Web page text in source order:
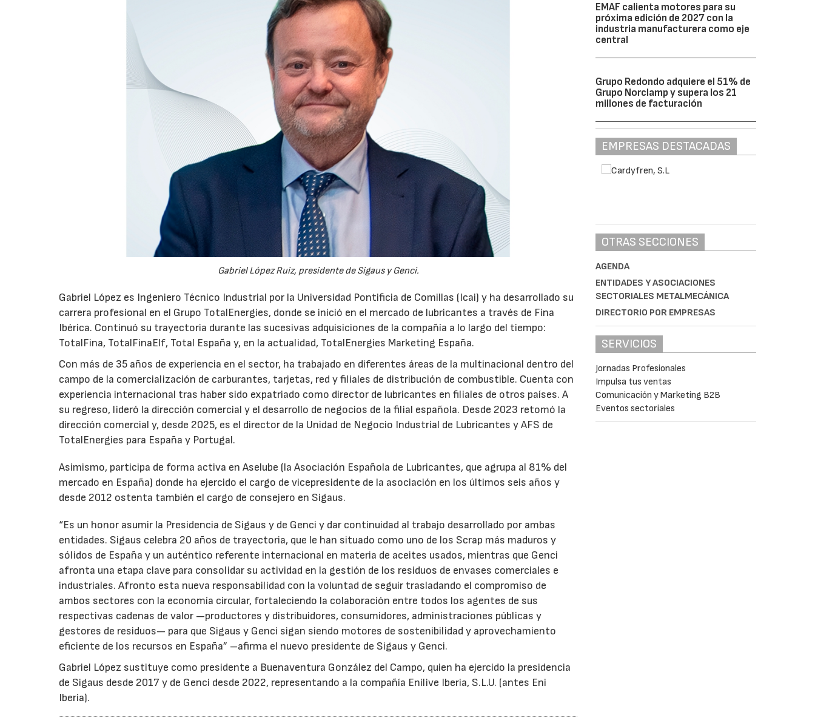
Gabriel López Ruiz, presidente de Sigaus y Genci.
Gabriel López es Ingeniero Técnico Industrial por la Universidad Pontificia de Comillas (Icai) y ha desarrollado su
carrera profesional en el Grupo TotalEnergies, donde se inició en el mercado de lubricantes a través de Fina
Ibérica. Continuó su trayectoria durante las sucesivas adquisiciones de la compañía a lo largo del tiempo:
TotalFina, TotalFinaElf, Total España y, en la actualidad, TotalEnergies Marketing España.
Con más de 35 años de experiencia en el sector, ha trabajado en diferentes áreas de la multinacional dentro del
campo de la comercialización de carburantes, tarjetas, red y filiales de distribución de combustible. Cuenta con
experiencia internacional tras haber sido expatriado como director de lubricantes en filiales de otros países. A
su regreso, lideró la dirección comercial y el desarrollo de negocios de la filial española. Desde 2023 retomó la
dirección comercial y, desde 2025, es el director de la Unidad de Negocio Industrial de Lubricantes y AFS de
TotalEnergies para España y Portugal.
Asimismo, participa de forma activa en Aselube (la Asociación Española de Lubricantes, que agrupa al 81% del
mercado en España) donde ha ejercido el cargo de vicepresidente de la asociación en los últimos seis años y
desde 2012 ostenta también el cargo de consejero en Sigaus.
“Es un honor asumir la Presidencia de Sigaus y de Genci y dar continuidad al trabajo desarrollado por ambas
entidades. Sigaus celebra 20 años de trayectoria, que le han situado como uno de los Scrap más maduros y
sólidos de España y un auténtico referente internacional en materia de aceites usados, mientras que Genci
afronta una etapa clave para consolidar su actividad en la gestión de los residuos de envases comerciales e
industriales. Afronto esta nueva responsabilidad con la voluntad de seguir trasladando el compromiso de
ambos sectores con la economía circular, fortaleciendo la colaboración entre todos los agentes de sus
respectivas cadenas de valor —productores y distribuidores, consumidores, administraciones públicas y
gestores de residuos— para que Sigaus y Genci sigan siendo motores de sostenibilidad y aprovechamiento
eficiente de los recursos en España” –afirma el nuevo presidente de Sigaus y Genci.
Gabriel López sustituye como presidente a Buenaventura González del Campo, quien ha ejercido la presidencia
de Sigaus desde 2017 y de Genci desde 2022, representando a la compañía Enilive Iberia, S.L.U. (antes Eni
Iberia).
EMAF calienta motores para su
próxima edición de 2027 con la
industria manufacturera como eje
central
Grupo Redondo adquiere el 51% de
Grupo Norclamp y supera los 21
millones de facturación
EMPRESAS DESTACADAS
OTRAS SECCIONES
AGENDA
ENTIDADES Y ASOCIACIONES
SECTORIALES METALMECÁNICA
DIRECTORIO POR EMPRESAS
SERVICIOS
Jornadas Profesionales
Impulsa tus ventas
Comunicación y Marketing B2B
Eventos sectoriales